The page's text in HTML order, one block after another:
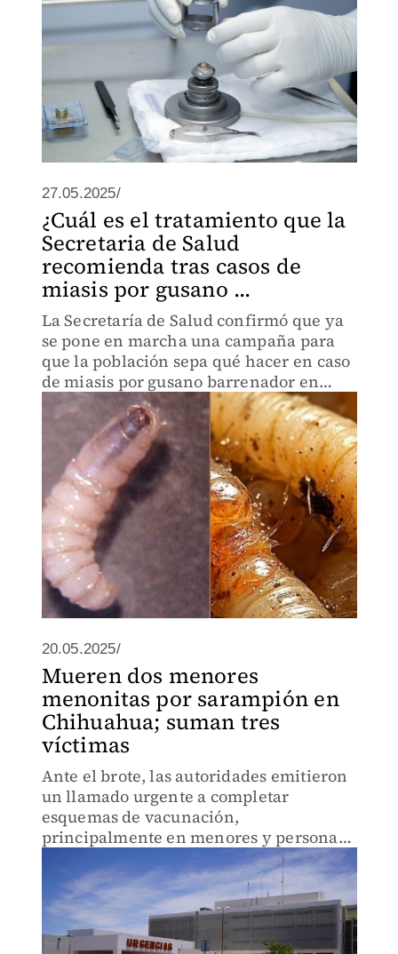
27.05.2025/
¿Cuál es el tratamiento que la
Secretaria de Salud
recomienda tras casos de
miasis por gusano ...
La Secretaría de Salud confirmó que ya
se pone en marcha una campaña para
que la población sepa qué hacer en caso
de miasis por gusano barrenador en
humanos
20.05.2025/
Mueren dos menores
menonitas por sarampión en
Chihuahua; suman tres
víctimas
Ante el brote, las autoridades emitieron
un llamado urgente a completar
esquemas de vacunación,
principalmente en menores y personas
entre 10 y 39 años.